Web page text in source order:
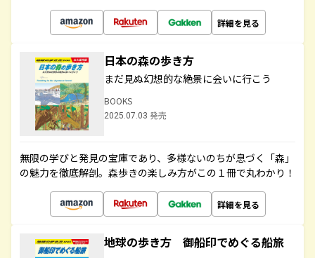
詳細を見る
日本の森の歩き方
まだ見ぬ幻想的な絶景に会いに行こう
BOOKS
2025.07.03 発売
無限の学びと発見の宝庫であり、多様ないのちが息づく「森」
の魅力を徹底解剖。森歩きの楽しみ方がこの１冊で丸わかり！
詳細を見る
地球の歩き方 御船印でめぐる船旅